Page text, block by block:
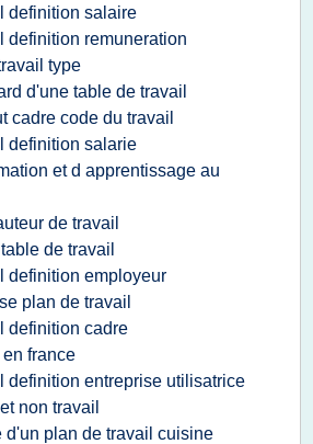
definition salaire
definition remuneration
type
d'une table de travail
cadre code du travail
definition salarie
et d apprentissage au
de travail
de travail
definition employeur
plan de travail
definition cadre
france
definition entreprise utilisatrice
non travail
d'un plan de travail cuisine